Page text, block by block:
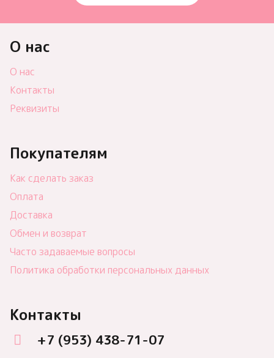
О нас
О нас
Контакты
Реквизиты
Покупателям
Как сделать заказ
Оплата
Доставка
Обмен и возврат
Часто задаваемые вопросы
Политика обработки персональных данных
Контакты
+7 (953) 438-71-07